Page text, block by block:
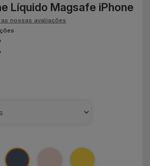
Líquido Magsafe iPhone
as nossas avaliações